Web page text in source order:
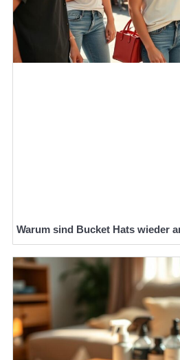
Warum sind Bucket Hats wieder